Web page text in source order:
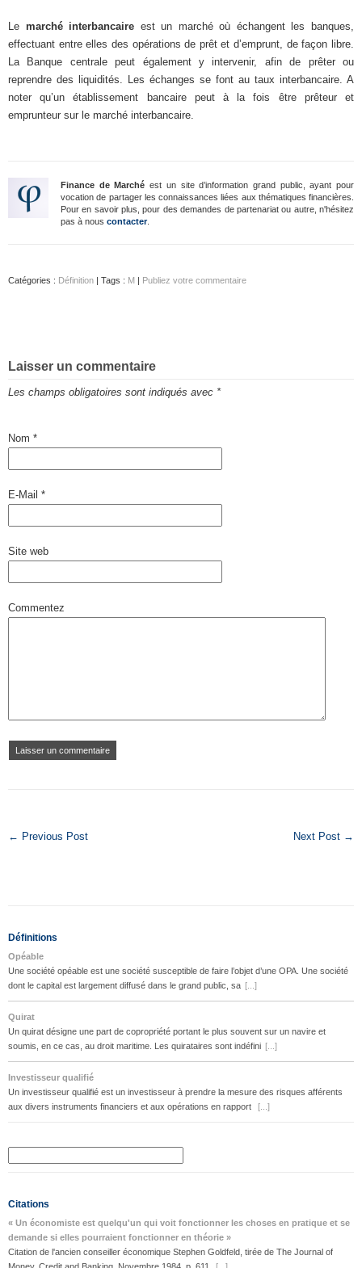
Le marché interbancaire est un marché où échangent les banques,
effectuant entre elles des opérations de prêt et d’emprunt, de façon libre.
La Banque centrale peut également y intervenir, afin de prêter ou
reprendre des liquidités. Les échanges se font au taux interbancaire. A
noter qu’un établissement bancaire peut à la fois être prêteur et
emprunteur sur le marché interbancaire.
Finance de Marché est un site d’information grand public, ayant pour
vocation de partager les connaissances liées aux thématiques financières.
Pour en savoir plus, pour des demandes de partenariat ou autre, n'hésitez
pas à nous contacter.
Catégories : Définition | Tags : M | Publiez votre commentaire
Laisser un commentaire
Les champs obligatoires sont indiqués avec *
Nom *
E-Mail *
Site web
Commentez
← Previous Post Next Post →
Définitions
Opéable
Une société opéable est une société susceptible de faire l’objet d’une OPA. Une société
dont le capital est largement diffusé dans le grand public, sa [...]
Quirat
Un quirat désigne une part de copropriété portant le plus souvent sur un navire et
soumis, en ce cas, au droit maritime. Les quirataires sont indéfini [...]
Investisseur qualifié
Un investisseur qualifié est un investisseur à prendre la mesure des risques afférents
aux divers instruments financiers et aux opérations en rapport
[...]
Citations
« Un économiste est quelqu'un qui voit fonctionner les choses en pratique et se
demande si elles pourraient fonctionner en théorie »
Citation de l'ancien conseiller économique Stephen Goldfeld, tirée de The Journal of